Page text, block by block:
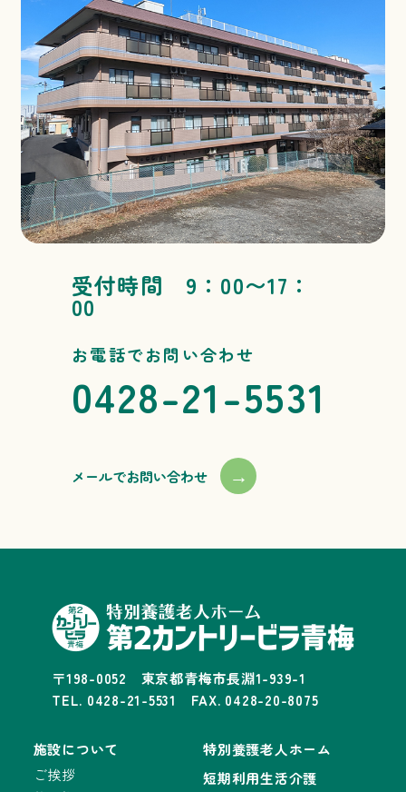
受付時間 9：00〜17：
00
お電話でお問い合わせ
0428-21-5531
メールでお問い合わせ →
〒198-0052 東京都青梅市長淵1-939-1
TEL. 0428-21-5531 FAX. 0428-20-8075
施設について
ご挨拶
特別養護老人ホーム
短期利用生活介護